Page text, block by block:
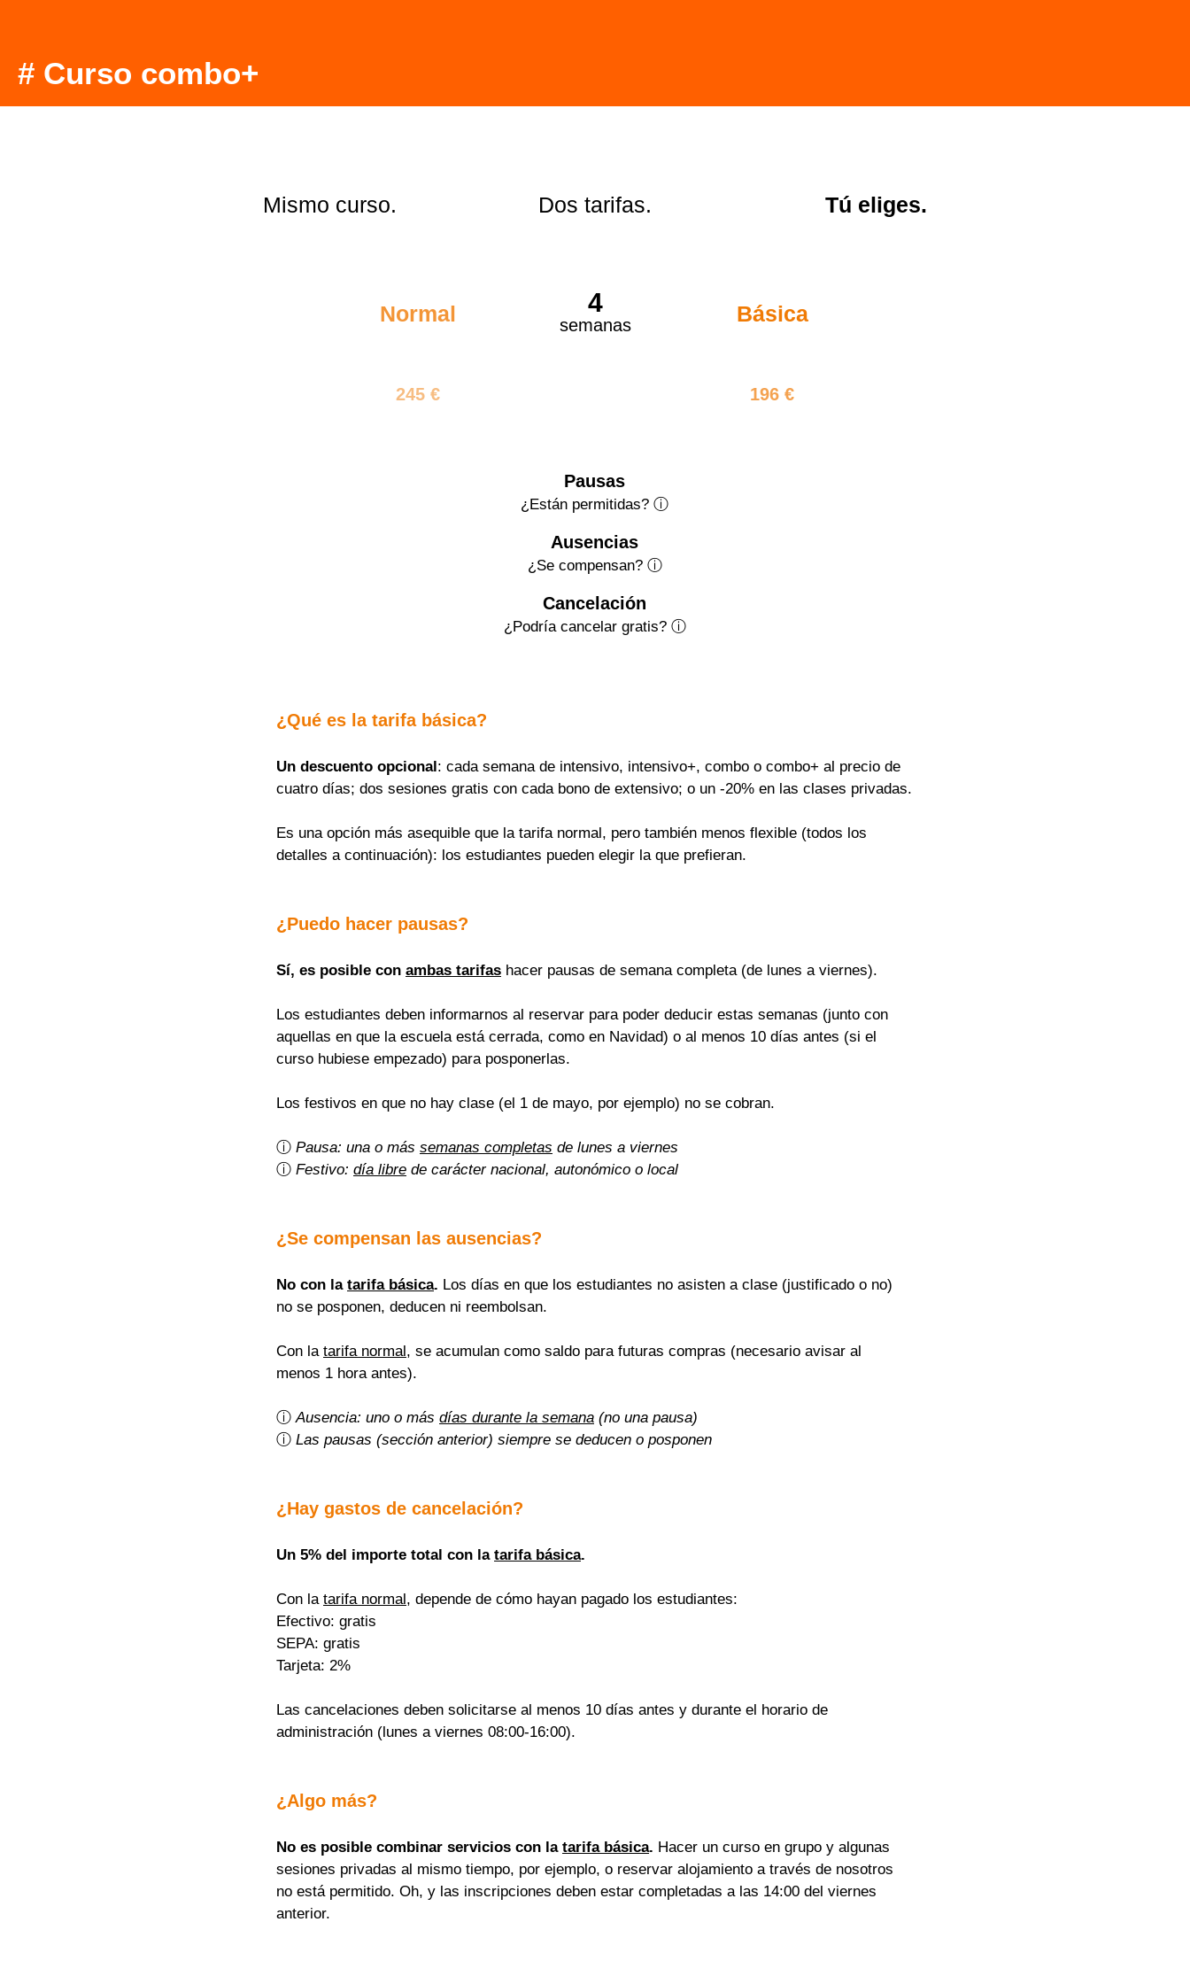
# Curso combo+
Mismo curso. Dos tarifas. Tú eliges.
4
semanas
Normal Básica
245 € 196 €
Pausas
¿Están permitidas? ⓘ
Ausencias
¿Se compensan? ⓘ
Cancelación
¿Podría cancelar gratis?ⓘ
¿Qué es la tarifa básica?
Un descuento opcional: cada semana de intensivo, intensivo+, combo o combo+ al precio de
cuatro días; dos sesiones gratis con cada bono de extensivo; o un -20% en las clases privadas.
Es una opción más asequible que la tarifa normal, pero también menos flexible (todos los
detalles a continuación): los estudiantes pueden elegir la que prefieran.
¿Puedo hacer pausas?
Sí, es posible con ambas tarifas hacer pausas de semana completa (de lunes a viernes).
Los estudiantes deben informarnos al reservar para poder deducir estas semanas (junto con
aquellas en que la escuela está cerrada, como en Navidad) o al menos 10 días antes (si el
curso hubiese empezado) para posponerlas.
Los festivos en que no hay clase (el 1 de mayo, por ejemplo) no se cobran.
ⓘ Pausa: una o más semanas completas de lunes a viernes
ⓘ Festivo: día libre de carácter nacional, autonómico o local
¿Se compensan las ausencias?
No con la tarifa básica. Los días en que los estudiantes no asisten a clase (justificado o no)
no se posponen, deducen ni reembolsan.
Con la tarifa normal, se acumulan como saldo para futuras compras (necesario avisar al
menos 1 hora antes).
ⓘ Ausencia: uno o más días durante la semana (no una pausa)
ⓘ Las pausas (sección anterior) siempre se deducen o posponen
¿Hay gastos de cancelación?
Un 5% del importe total con la tarifa básica.
Con la tarifa normal, depende de cómo hayan pagado los estudiantes:
Efectivo: gratis
SEPA: gratis
Tarjeta: 2%
Las cancelaciones deben solicitarse al menos 10 días antes y durante el horario de
administración (lunes a viernes 08:00-16:00).
¿Algo más?
No es posible combinar servicios con la tarifa básica. Hacer un curso en grupo y algunas
sesiones privadas al mismo tiempo, por ejemplo, o reservar alojamiento a través de nosotros
no está permitido. Oh, y las inscripciones deben estar completadas a las 14:00 del viernes
anterior.